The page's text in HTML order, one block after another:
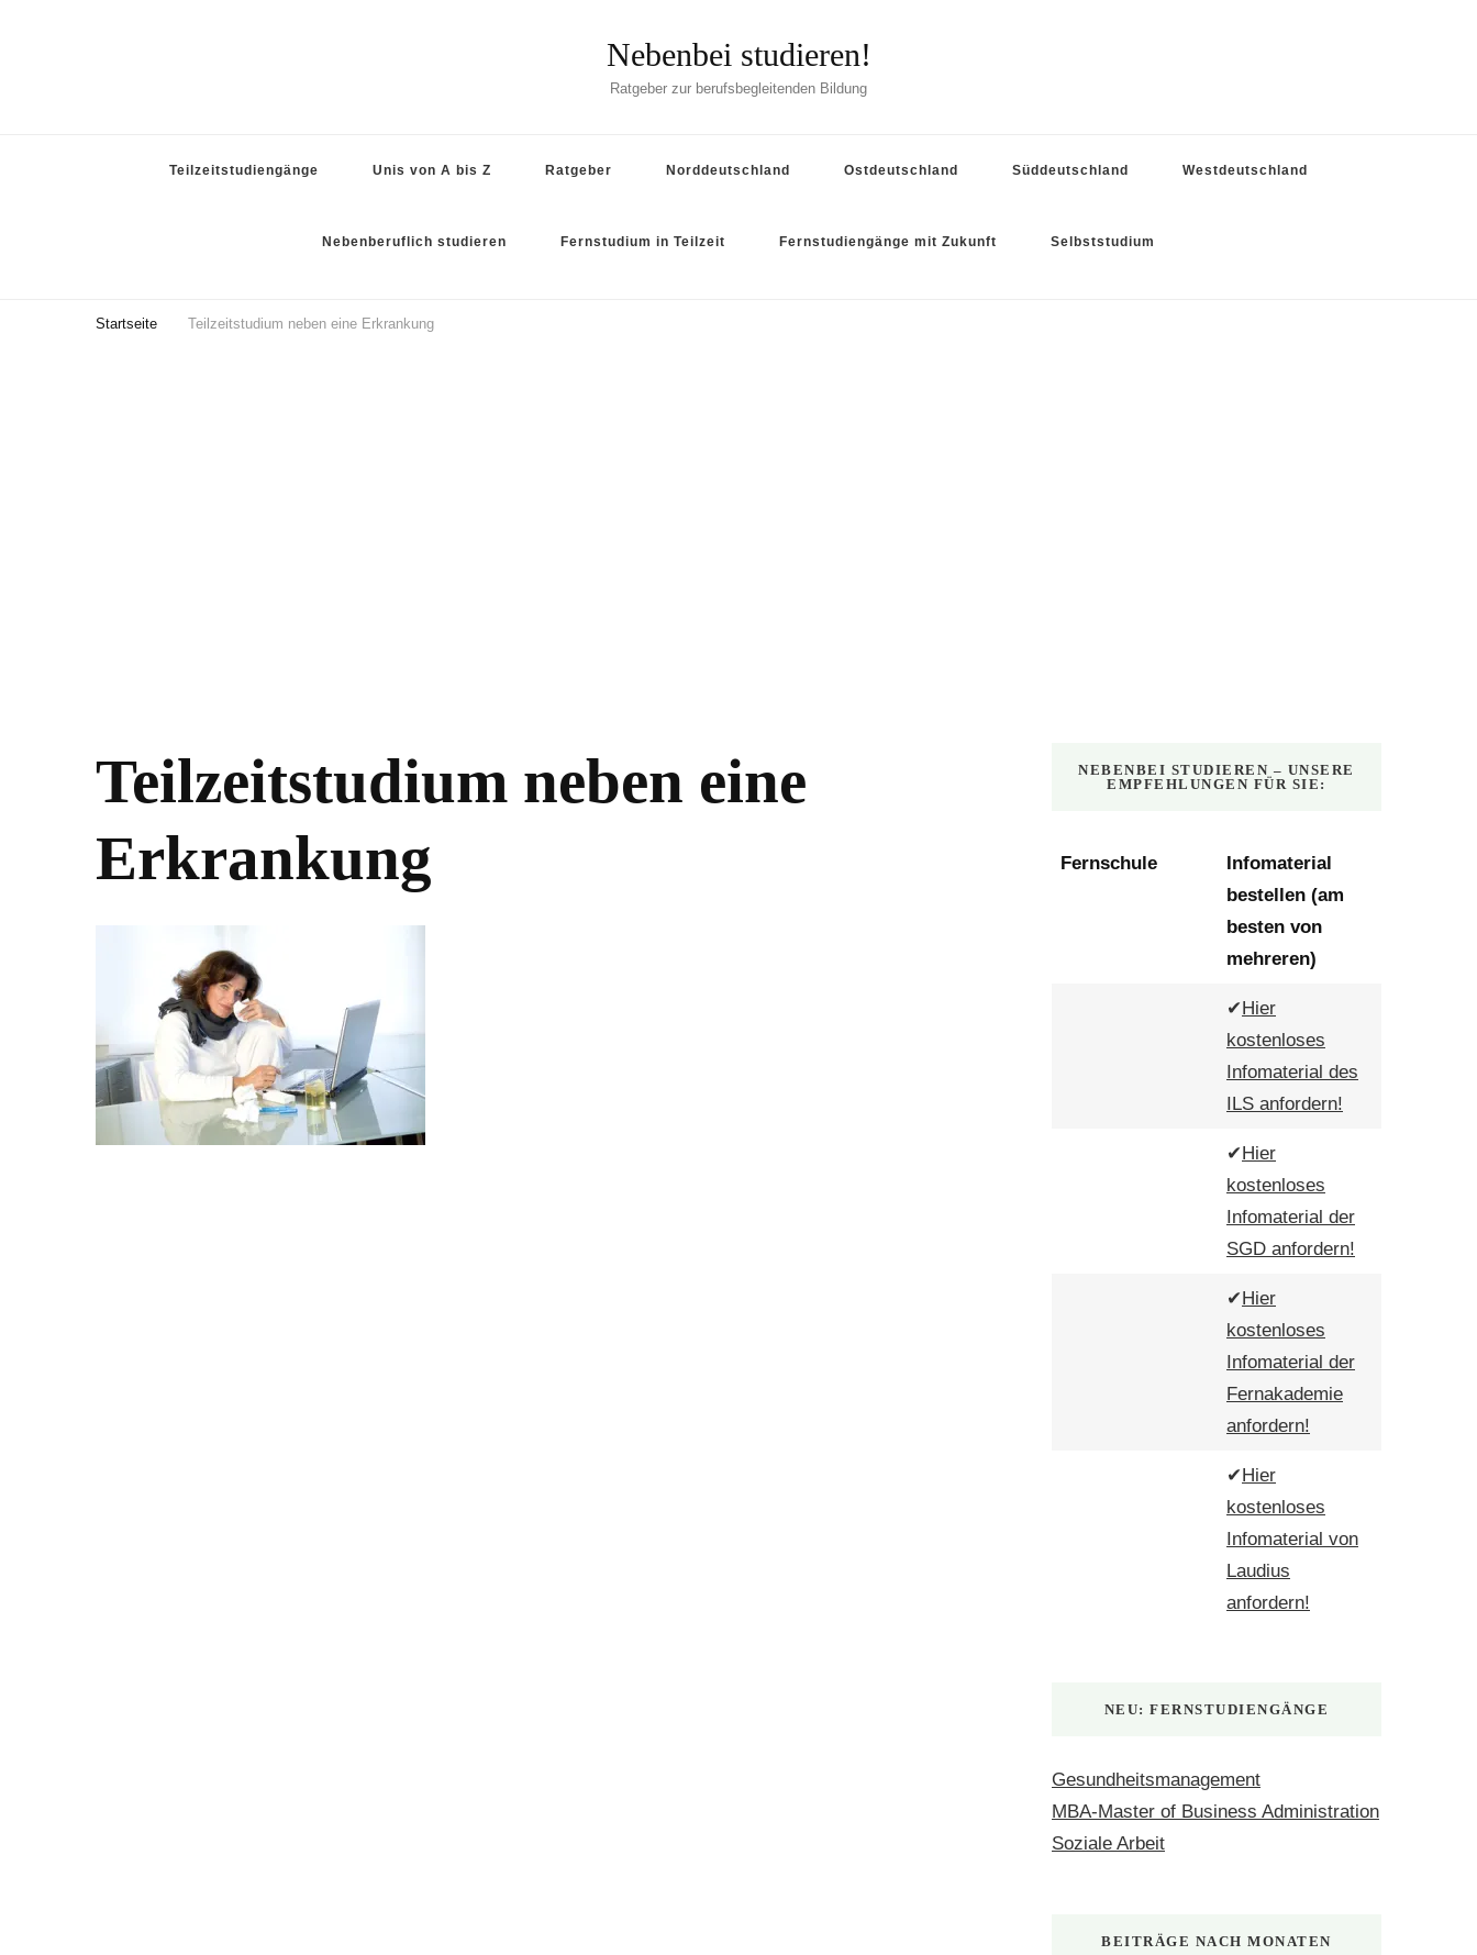
Nebenbei studieren!
Ratgeber zur berufsbegleitenden Bildung
Teilzeitstudiengänge Unis von A bis Z Ratgeber Norddeutschland Ostdeutschland Süddeutschland Westdeutschland
Nebenberuflich studieren Fernstudium in Teilzeit Fernstudiengänge mit Zukunft Selbststudium
Startseite Teilzeitstudium neben eine Erkrankung
Teilzeitstudium neben eine
Erkrankung
NEBENBEI STUDIEREN – UNSERE
EMPFEHLUNGEN FÜR SIE:
Fernschule
Infomaterial
bestellen (am
besten von
mehreren)
✔Hier
kostenloses
Infomaterial des
ILS anfordern!
✔Hier
kostenloses
Infomaterial der
SGD anfordern!
✔Hier
kostenloses
Infomaterial der
Fernakademie
anfordern!
✔Hier
kostenloses
Infomaterial von
Laudius
anfordern!
NEU: FERNSTUDIENGÄNGE
Gesundheitsmanagement
MBA-Master of Business Administration
Soziale Arbeit
BEITRÄGE NACH MONATEN